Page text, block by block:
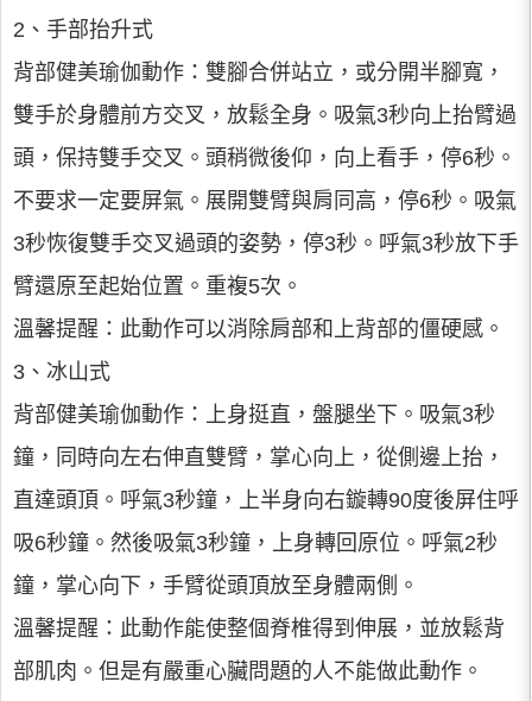
2、手部抬升式
背部健美瑜伽動作：雙腳合併站立，或分開半腳寬，
雙手於身體前方交叉，放鬆全身。吸氣3秒向上抬臂過
頭，保持雙手交叉。頭稍微後仰，向上看手，停6秒。
不要求一定要屏氣。展開雙臂與肩同高，停6秒。吸氣
3秒恢復雙手交叉過頭的姿勢，停3秒。呼氣3秒放下手
臂還原至起始位置。重複5次。
溫馨提醒：此動作可以消除肩部和上背部的僵硬感。
3、冰山式
背部健美瑜伽動作：上身挺直，盤腿坐下。吸氣3秒
鐘，同時向左右伸直雙臂，掌心向上，從側邊上抬，
直達頭頂。呼氣3秒鐘，上半身向右鏇轉90度後屏住呼
吸6秒鐘。然後吸氣3秒鐘，上身轉回原位。呼氣2秒
鐘，掌心向下，手臂從頭頂放至身體兩側。
溫馨提醒：此動作能使整個脊椎得到伸展，並放鬆背
部肌肉。但是有嚴重心臟問題的人不能做此動作。